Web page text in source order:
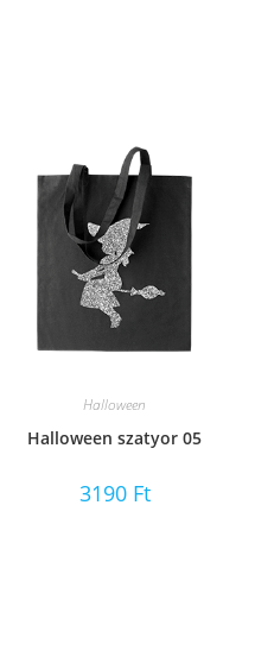
Halloween
Halloween szatyor 05
3190 Ft